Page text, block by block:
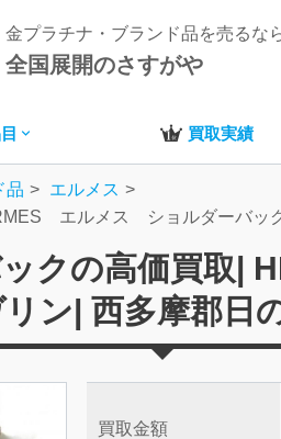
金プラチナ・ブランド品を売るな
全国展開のさすがや
買取実績
品
エルメス
エルメス ショルダーバッ
クの高価買取|
ン| 西多摩郡日
買取金額